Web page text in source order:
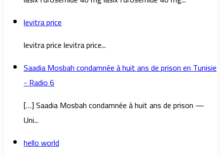
levitra price
levitra price levitra price...
Saadia Mosbah condamnée à huit ans de prison en Tunisie
- Radio 6
[…] Saadia Mosbah condamnée à huit ans de prison —
Uni...
hello world